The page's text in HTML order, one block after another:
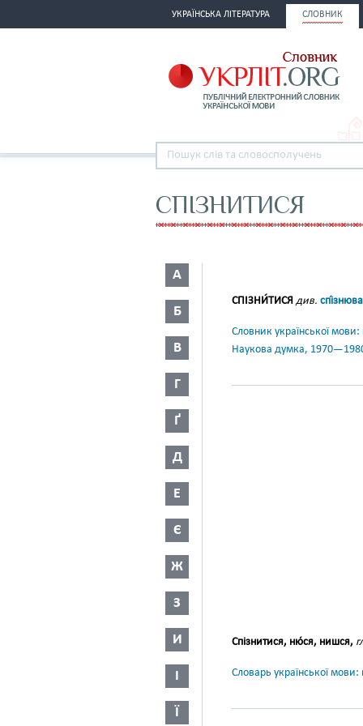
УКРАЇНСЬКА ЛІТЕРАТУРА СЛОВНИК
СПІЗНИТИСЯ
А
Б
В
Г
Ґ
Д
Е
Є
Ж
З
И
І
Ї
СПІЗНИ́ТИСЯ див.
Словник української
Наукова думка,
Спізнитися, ню́ся, нишся,
Словарь української